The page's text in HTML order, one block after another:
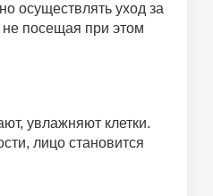
осуществлять уход за
не посещая при этом
увлажняют клетки.
лицо становится